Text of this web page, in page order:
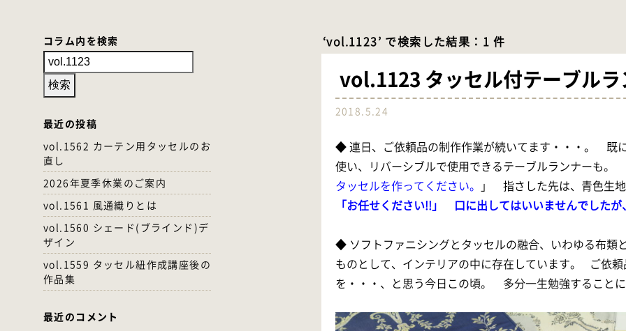
コラム内を検索
最近の投稿
vol.1562 カーテン用タッセルのお
直し
2026年夏季休業のご案内
vol.1561 風通織りとは
vol.1560 シェード(ブラインド)デ
ザイン
vol.1559 タッセル紐作成講座後の
作品集
最近のコメント
‘vol.1123’ で検索した結果：1 件
vol.1123 タッセル付テーブルラ
2018.5.24
◆ 連日、ご依頼品の制作作業が続いてます・・・。 既
使い、リバーシブルで使用できるテーブルランナーも
タッセルを作ってください。 」 指さした先は、青色生
「お任せください!!」 口に出してはいいませんでした
◆ ソフトファニシングとタッセルの融合、いわゆる布類
ものとして、インテリアの中に存在しています。 ご依
を・・・、と思う今日この頃。 多分一生勉強すること